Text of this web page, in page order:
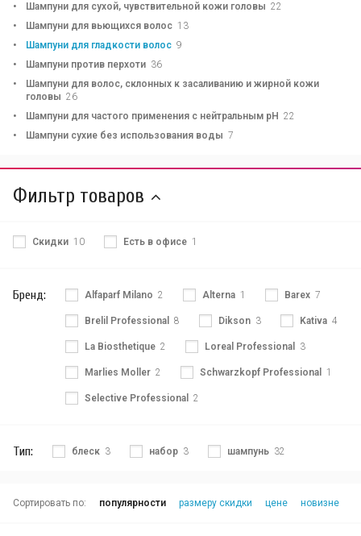
Шампуни для сухой, чувствительной кожи головы 22
Шампуни для вьющихся волос 13
Шампуни для гладкости волос 9
Шампуни против перхоти 36
Шампуни для волос, склонных к засаливанию и жирной кожи
головы 26
Шампуни для частого применения с нейтральным pH 22
Шампуни сухие без использования воды 7
Фильтр товаров
Скидки 10 Есть в офисе 1
Бренд: Alfaparf Milano 2 Alterna 1 Barex 7
Brelil Professional 8 Dikson 3 Kativa 4
La Biosthetique 2 Loreal Professional 3
Marlies Moller 2 Schwarzkopf Professional 1
Selective Professional 2
Тип: блеск 3 набор 3 шампунь 32
Сортировать по: популярности размеру скидки цене новизне